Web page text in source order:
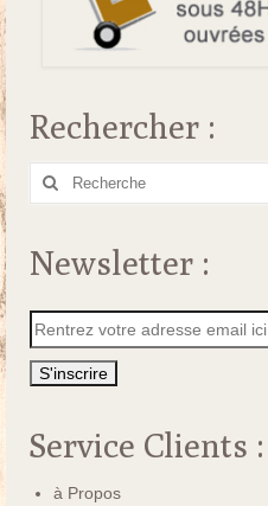
Rechercher :
Rechercher
Newsletter :
Service Clients :
à Propos